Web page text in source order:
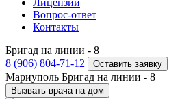
Вопрос-ответ
Контакты
Бригад на линии - 8
8 (906) 804-71-12
Оставить заявку
Мариуполь Бригад на линии - 8
Вызвать врача на дом